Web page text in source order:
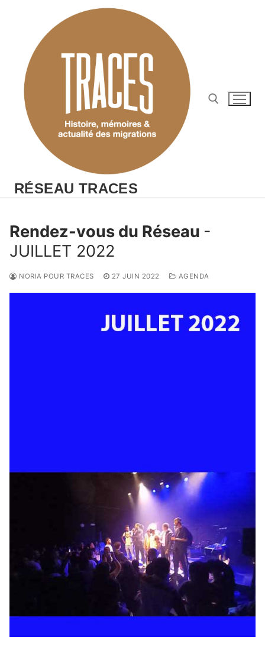
RÉSEAU TRACES
Rendez-vous du Réseau -
JUILLET 2022
NORIA POUR TRACES 27 JUIN 2022 AGENDA